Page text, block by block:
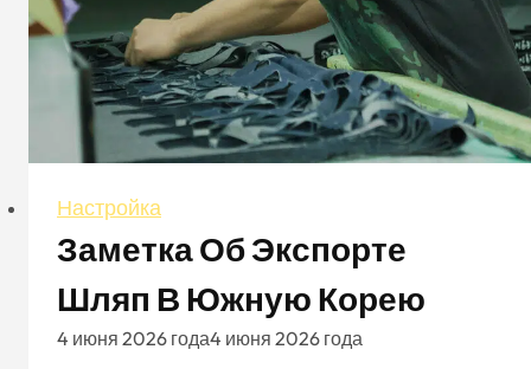
Настройка
Заметка Об Экспорте
Шляп В Южную Корею
4 июня 2026 года4 июня 2026 года